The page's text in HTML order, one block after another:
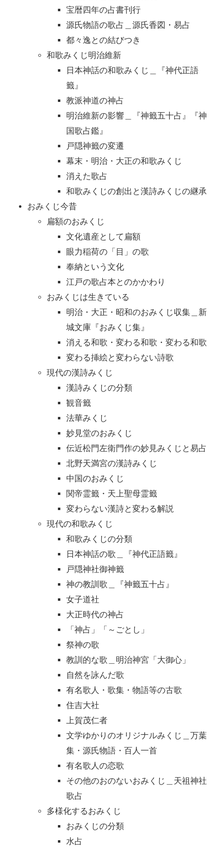
宝暦四年の占書刊行
源氏物語の歌占＿源氏香図・易占
都々逸との結びつき
和歌みくじ明治維新
日本神話の和歌みくじ＿『神代正語
籤』
教派神道の神占
明治維新の影響＿『神籤五十占』『神
国歌占鑑』
戸隠神籤の変遷
幕末・明治・大正の和歌みくじ
消えた歌占
和歌みくじの創出と漢詩みくじの継承
おみくじ今昔
扁額のおみくじ
文化遺産として扁額
眼力稲荷の「目」の歌
奉納という文化
江戸の歌占本とのかかわり
おみくじは生きている
明治・大正・昭和のおみくじ収集＿新
城文庫『おみくじ集』
消える和歌・変わる和歌・変わる和歌
変わる挿絵と変わらない詩歌
現代の漢詩みくじ
漢詩みくじの分類
観音籤
法華みくじ
妙見堂のおみくじ
伝近松門左衛門作の妙見みくじと易占
北野天満宮の漢詩みくじ
中国のおみくじ
関帝霊籤・天上聖母霊籤
変わらない漢詩と変わる解説
現代の和歌みくじ
和歌みくじの分類
日本神話の歌＿『神代正語籤』
戸隠神社御神籤
神の教訓歌＿『神籤五十占』
女子道社
大正時代の神占
「神占」「～ごとし」
祭神の歌
教訓的な歌＿明治神宮「大御心」
自然を詠んだ歌
有名歌人・歌集・物語等の古歌
住吉大社
上賀茂仁者
文学ゆかりのオリジナルみくじ＿万葉
集・源氏物語・百人一首
有名歌人の恋歌
その他のおのないおみくじ＿天祖神社
歌占
多様化するおみくじ
おみくじの分類
水占